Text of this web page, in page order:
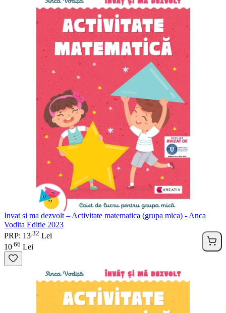
Invat si ma dezvolt – Activitate matematica (grupa mica) - Anca
Vodita Editie 2023
PRP: 13 32 Lei
10 66 Lei